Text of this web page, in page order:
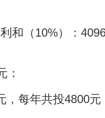
（10%）：
每年共投4800元